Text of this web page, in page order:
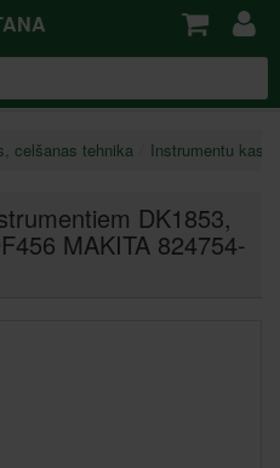
celšanas tehnika Instrumentu
DK1853,
MAKITA 824754-